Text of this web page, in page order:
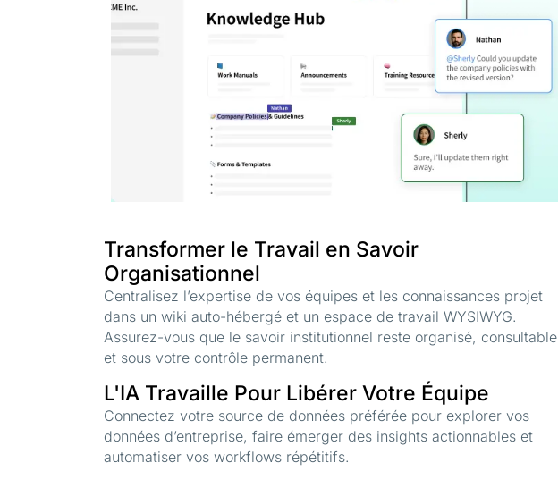
Transformer le Travail en Savoir
Organisationnel
Centralisez l’expertise de vos équipes et les connaissances projet
dans un wiki auto-hébergé et un espace de travail WYSIWYG.
Assurez-vous que le savoir institutionnel reste organisé, consultable
et sous votre contrôle permanent.
L'IA Travaille Pour Libérer Votre Équipe
Connectez votre source de données préférée pour explorer vos
données d’entreprise, faire émerger des insights actionnables et
automatiser vos workflows répétitifs.